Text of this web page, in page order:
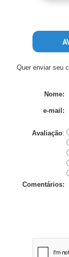
Quer enviar seu
Nome:
e-mail:
Avaliação:
Comentários: